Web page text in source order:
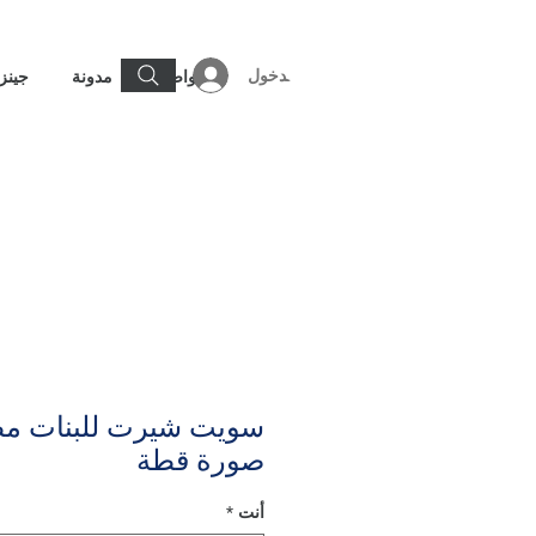
جينز مدونة تواصل تسجيل الدخول
سويت شيرت للبنات
صورة قطة
أنت *